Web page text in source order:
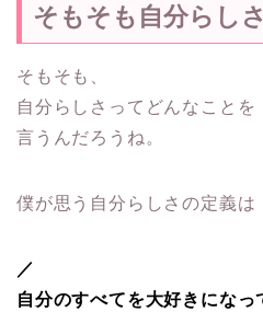
そもそも自分らし
そもそも、
自分らしさってどんなことを
言うんだろうね。
僕が思う自分らしさの定義は
／
自分のすべてを大好きになっ